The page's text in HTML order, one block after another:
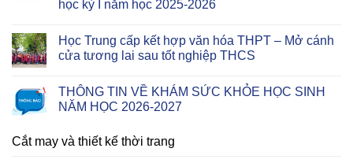
học kỳ I năm học 2025-2026
Học Trung cấp kết hợp văn hóa THPT – Mở cánh
cửa tương lai sau tốt nghiệp THCS
THÔNG TIN VỀ KHÁM SỨC KHỎE HỌC SINH
NĂM HỌC 2026-2027
Cắt may và thiết kế thời trang